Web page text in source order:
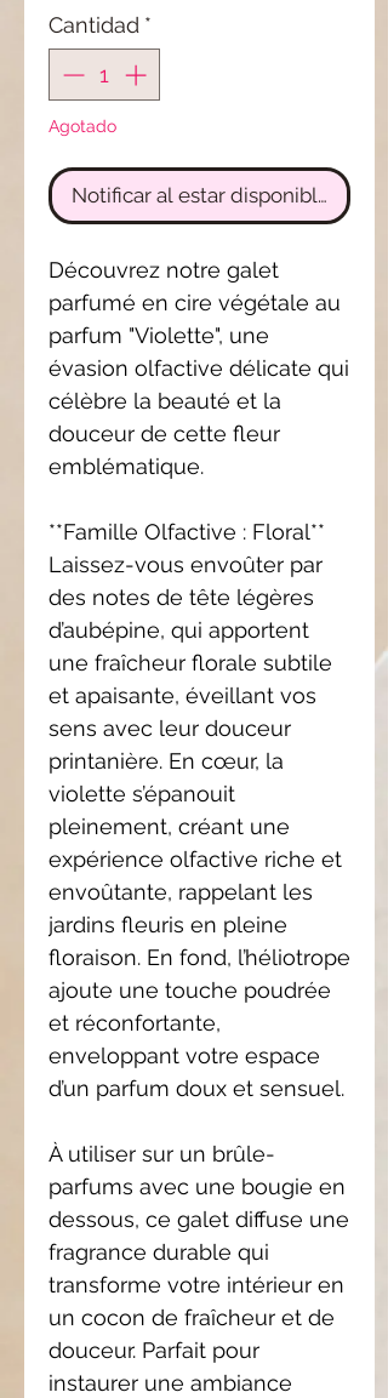
Cantidad *
Agotado
Notificar al estar disponible
Découvrez notre galet
parfumé en cire végétale au
parfum "Violette", une
évasion olfactive délicate qui
célèbre la beauté et la
douceur de cette fleur
emblématique.
**Famille Olfactive : Floral**
Laissez-vous envoûter par
des notes de tête légères
d’aubépine, qui apportent
une fraîcheur florale subtile
et apaisante, éveillant vos
sens avec leur douceur
printanière. En cœur, la
violette s’épanouit
pleinement, créant une
expérience olfactive riche et
envoûtante, rappelant les
jardins fleuris en pleine
floraison. En fond, l’héliotrope
ajoute une touche poudrée
et réconfortante,
enveloppant votre espace
d’un parfum doux et sensuel.
À utiliser sur un brûle-
parfums avec une bougie en
dessous, ce galet diffuse une
fragrance durable qui
transforme votre intérieur en
un cocon de fraîcheur et de
douceur. Parfait pour
instaurer une ambiance